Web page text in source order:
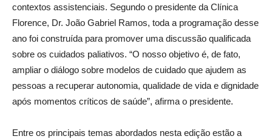
contextos assistenciais. Segundo o presidente da Clínica
Florence, Dr. João Gabriel Ramos, toda a programação desse
ano foi construída para promover uma discussão qualificada
sobre os cuidados paliativos. “O nosso objetivo é, de fato,
ampliar o diálogo sobre modelos de cuidado que ajudem as
pessoas a recuperar autonomia, qualidade de vida e dignidade
após momentos críticos de saúde”, afirma o presidente.
Entre os principais temas abordados nesta edição estão a